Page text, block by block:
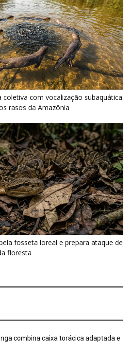
fosseta loreal e prepara ataque de
floresta
combina caixa torácica adaptada e
para alcançar a...
de 2026
carrega um inventário da copa”: o
que encontrou...
de 2026
que não deixa a água escapar ajuda
de 2026